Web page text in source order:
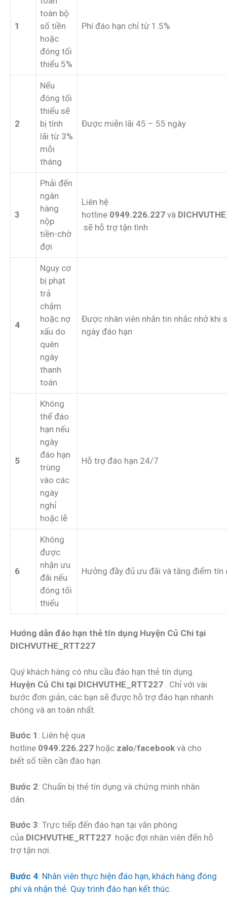
1
toàn bộ
số tiền
hoặc
đóng tối
thiểu 5%
Phí đáo hạn chỉ từ 1.5%
2
Nếu
đóng tối
thiểu sẽ
bị tính
lãi từ 3%
mỗi
tháng
Được miễn lãi 45 – 55 ngày
3
Phải đến
ngân
hàng
nộp
tiền-chờ
đợi
Liên hệ
hotline 0949.226.227 và
sẽ hỗ trợ tận tình
4
Nguy cơ
bị phạt
trả
chậm
hoặc nợ
xấu do
quên
ngày
thanh
toán
Được nhân viên nhắn tin nhắc nhở khi
ngày đáo hạn
5
Không
thể đáo
hạn nếu
ngày
đáo hạn
trùng
vào các
ngày
nghỉ
hoặc lễ
Hỗ trợ đáo hạn 24/7
6
Không
được
nhận ưu
đãi nếu
đóng tối
thiểu
Hưởng đầy đủ ưu đãi và tăng điểm tín
Hướng dẫn đáo hạn thẻ tín dụng Huyện Củ Chi tại
DICHVUTHE_RTT227
Quý khách hàng có nhu cầu đáo hạn thẻ tín dụng
Huyện Củ Chi tại DICHVUTHE_RTT227
. Chỉ với vài
bước đơn giản, các bạn sẽ được hỗ trợ đáo hạn nhanh
chóng và an toàn nhất.
Bước 1 : Liên hệ qua
hotline 0949.226.227 hoặc zalo/facebook và cho
biết số tiền cần đáo hạn.
Bước 2: Chuẩn bị thẻ tín dụng và chứng minh nhân
dân.
Bước 3: Trực tiếp đến đáo hạn tại văn phòng
của DICHVUTHE_RTT227 hoặc đợi nhân viên đến hỗ
trợ tận nơi.
Bước 4: Nhân viên thực hiện đáo hạn, khách hàng đóng
phí và nhận thẻ. Quy trình đáo hạn kết thúc.